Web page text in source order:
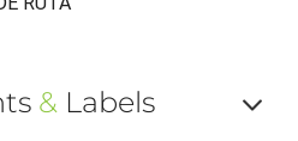
&Labels